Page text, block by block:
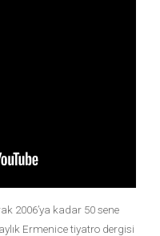
2006’ya kadar 50 sene
Ermenice tiyatro dergisi